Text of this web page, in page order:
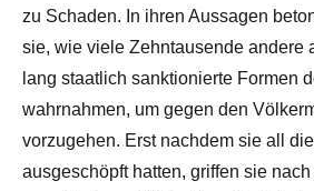
zu Schaden. In ihren Aussagen
sie, wie viele Zehntausende andere
lang staatlich sanktionierte Formen
wahrnahmen, um gegen den
vorzugehen. Erst nachdem sie all
ausgeschöpft hatten, griffen sie